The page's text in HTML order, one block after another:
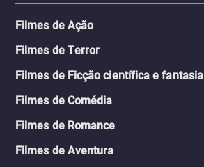
Filmes de Ação
Filmes de Terror
Filmes de Ficção científica e fantasia
Filmes de Comédia
Filmes de Romance
Filmes de Aventura